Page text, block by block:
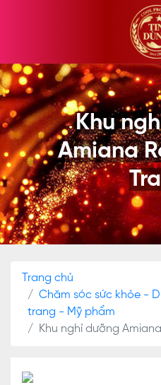
Khu
Amiana
Trang chủ
Chăm sóc sức khỏe -
trang - Mỹ phẩm
Khu nghỉ dưỡng